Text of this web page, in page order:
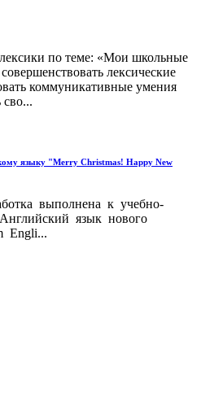
по теме: «Мои школьные
лексические
коммуникативные умения
языку "Merry Christmas! Happy New
выполнена к учебно-
язык нового
Engli...